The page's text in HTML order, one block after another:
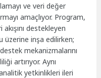
ve veri değer
amaçlıyor. Program,
destekleyen
inşa edilirken;
mekanizmalarını
artırıyor. Aynı
yetkinlikleri ileri